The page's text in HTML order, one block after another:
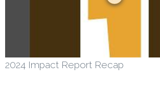
2024 Impact Report Recap